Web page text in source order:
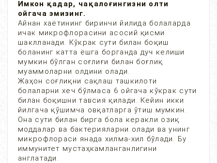
Имкон қадар, чақалоғингизни олти
ойгача эмизинг.
Айнан хаётининг биринчи йилида болаларда
ичак микрофлорасини асосий қисми
шаклланади. Кўкрак сути билан боқиш
боланинг катта ёшга борганда дуч келиши
мумкин бўлган соғлиғи билан боғлиқ
муаммоларни олдини олади.
Жаҳон соғлиқни сақлаш ташкилоти
болаларни хеч бўлмаса 6 ойгача кўкрак сути
билан боқишни тавсия қилади. Кейин икки
йилгача қўшимча овқатларга ўтиш мумкин.
Она сути билан бирга бола керакли озиқ
моддалар ва бактерияларни олади ва унинг
микрофлораси янада хилма-хил бўлади. Бу
иммунитет мустаҳкамланганлигини
англатади.